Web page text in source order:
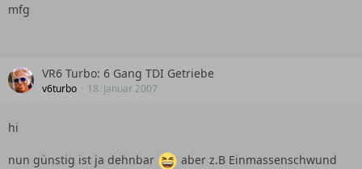
mfg
VR6 Turbo: 6 Gang TDI Getriebe
v6turbo 18. Januar 2007
hi
nun günstig ist ja dehnbar
aber z.B Einmassenschwund